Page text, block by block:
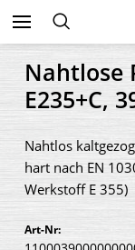
Nahtlose
E235+C,
Nahtlos
hart nach EN
Werkstoff E 355)
Art-Nr: